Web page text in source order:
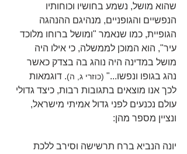
שהוא מושל, נשמע בחושיו וכוחותיו
הנפשיים והגופניים, מנהיגם ההנהגה
הגופיית, כמו שנאמר "ומושל ברוחו מלוכד
עיר", הוא המוכן לממשלה, כי אילו היה
מושל במדינה היה נוהג בה בצדק כאשר
נהג בגופו ונפשו..." (כוזרי ג, ה). דוגמאות
לכך אנו מוצאים בתגובות רבות, כיצד גדולי
עולם נכנעים לפני גדול אמיתי מישראל,
ונציין מספר מהן:
יונה הנביא ברח תרשישה וסירב ללכת